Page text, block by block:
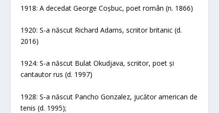
1918: A decedat George Coșbuc, poet român (n. 1866)
1920: S-a născut Richard Adams, scriitor britanic (d.
2016)
1924: S-a născut Bulat Okudjava, scriitor, poet și
cantautor rus (d. 1997)
1928: S-a născut Pancho Gonzalez, jucător american de
tenis (d. 1995);